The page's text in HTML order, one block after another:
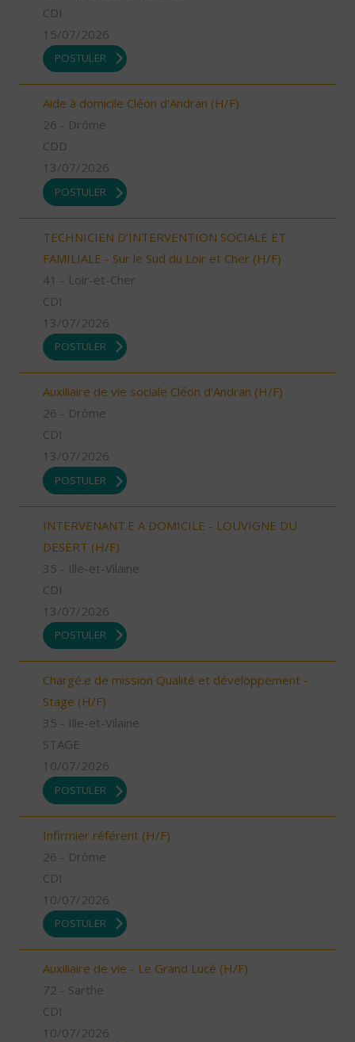
CDI
15/07/2026
POSTULER
Aide à domicile Cléon d'Andran (H/F)
26 - Drôme
CDD
13/07/2026
POSTULER
TECHNICIEN D’INTERVENTION SOCIALE ET
FAMILIALE - Sur le Sud du Loir et Cher (H/F)
41 - Loir-et-Cher
CDI
13/07/2026
POSTULER
Auxiliaire de vie sociale Cléon d'Andran (H/F)
26 - Drôme
CDI
13/07/2026
POSTULER
INTERVENANT.E A DOMICILE - LOUVIGNE DU
DESERT (H/F)
35 - Ille-et-Vilaine
CDI
13/07/2026
POSTULER
Chargé.e de mission Qualité et développement -
Stage (H/F)
35 - Ille-et-Vilaine
STAGE
10/07/2026
POSTULER
Infirmier référent (H/F)
26 - Drôme
CDI
10/07/2026
POSTULER
Auxiliaire de vie - Le Grand Lucé (H/F)
72 - Sarthe
CDI
10/07/2026